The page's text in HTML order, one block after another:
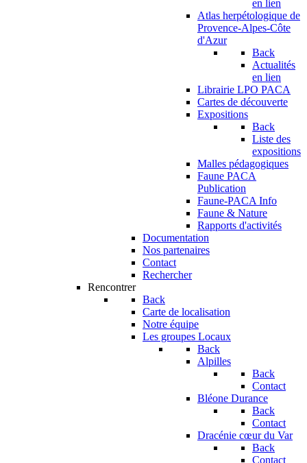
en lien
Atlas herpétologique de
Provence-Alpes-Côte
d'Azur
Back
Actualités
en lien
Librairie LPO PACA
Cartes de découverte
Expositions
Back
Liste des
expositions
Malles pédagogiques
Faune PACA
Publication
Faune-PACA Info
Faune & Nature
Rapports d'activités
Documentation
Nos partenaires
Contact
Rechercher
Rencontrer
Back
Carte de localisation
Notre équipe
Les groupes Locaux
Back
Alpilles
Back
Contact
Bléone Durance
Back
Contact
Dracénie cœur du Var
Back
Contact